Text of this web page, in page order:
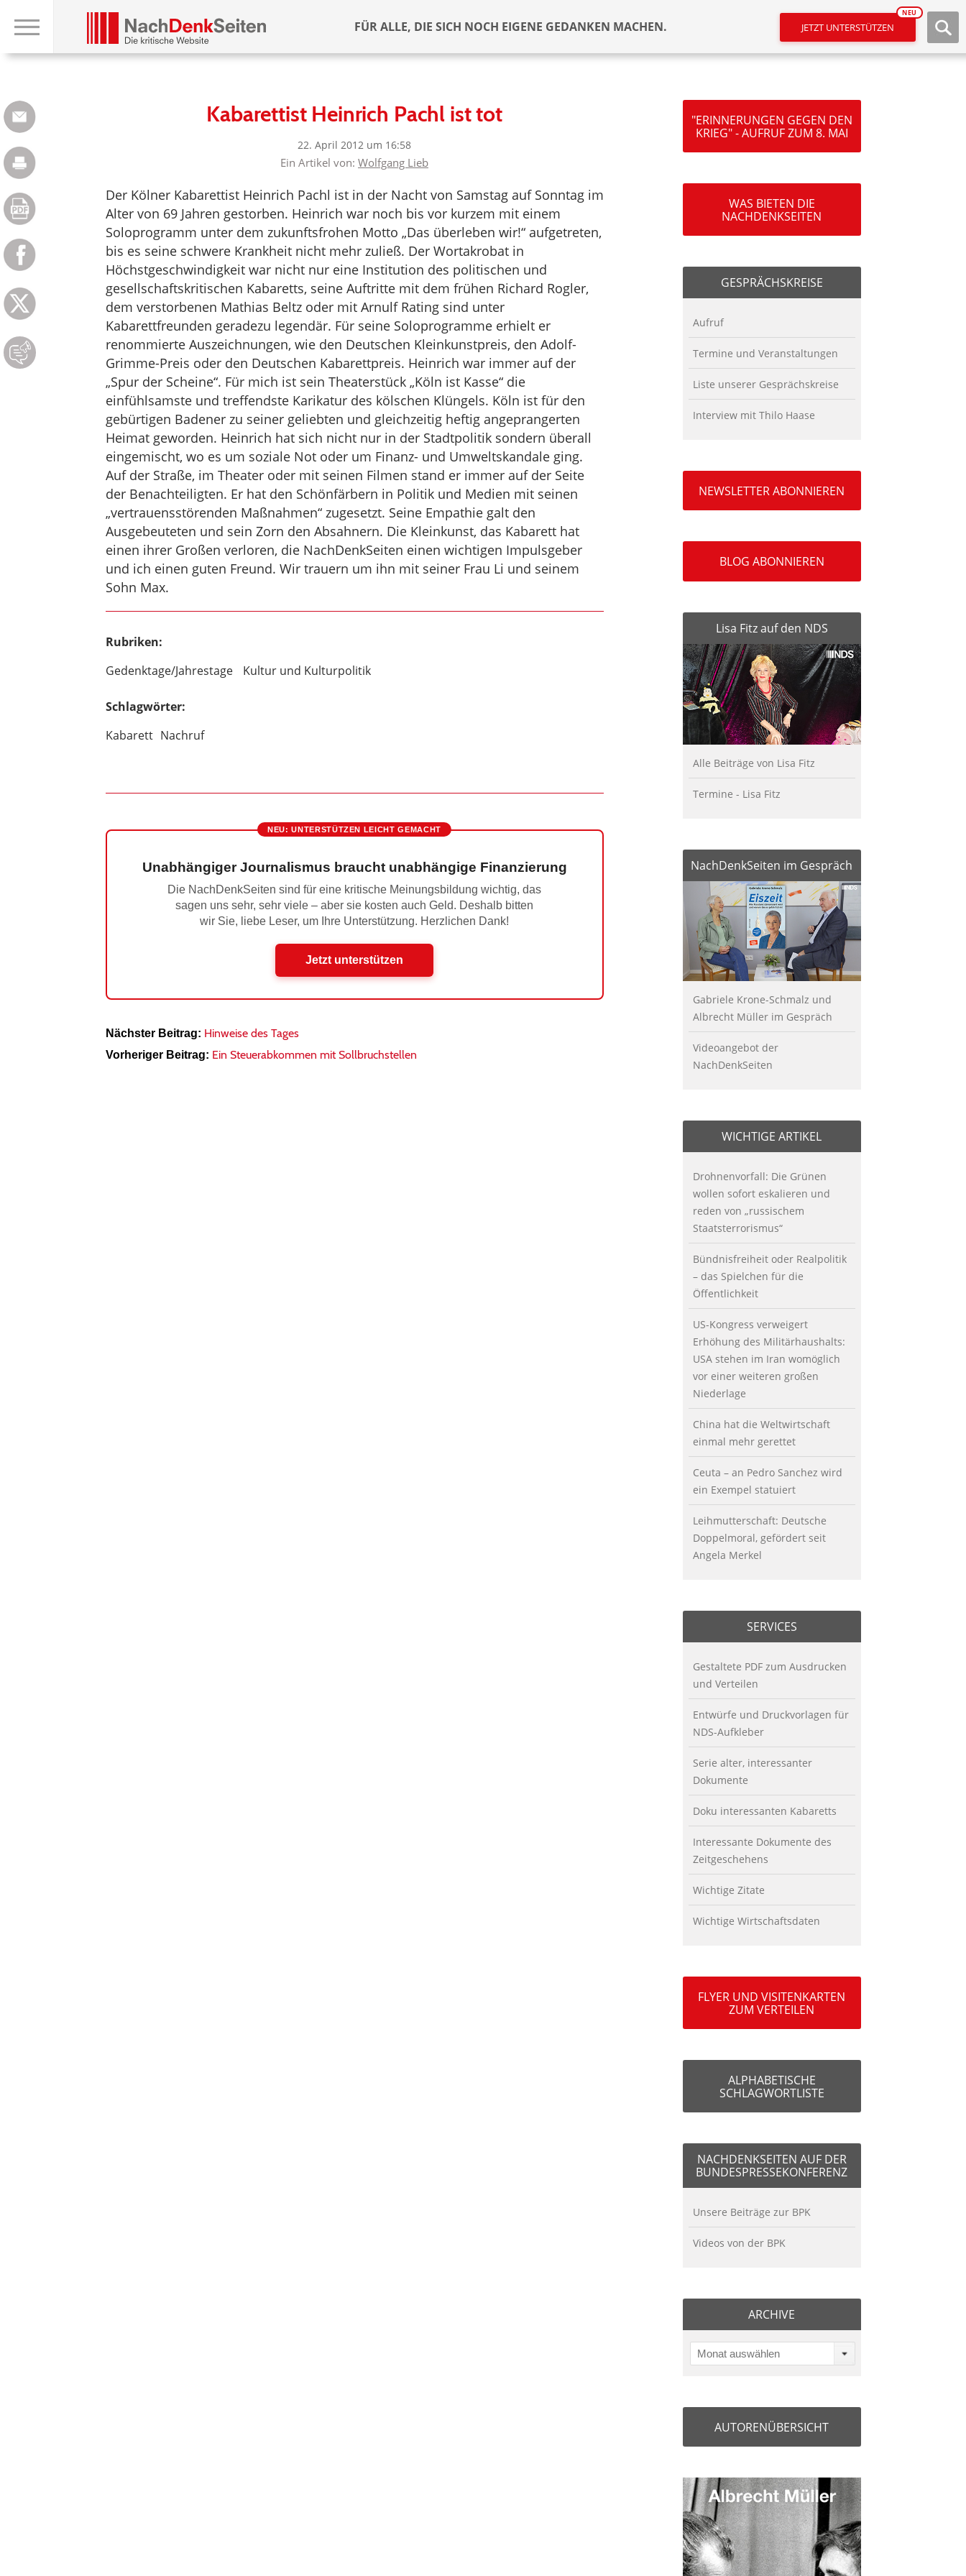
FÜR ALLE, DIE SICH NOCH EIGENE GEDANKEN MACHEN. JETZT UNTERSTÜTZEN
NEU
Kabarettist Heinrich Pachl ist tot
22. April 2012 um 16:58
Ein Artikel von: Wolfgang Lieb
Der Kölner Kabarettist Heinrich Pachl ist in der Nacht von Samstag auf Sonntag im
Alter von 69 Jahren gestorben. Heinrich war noch bis vor kurzem mit einem
Soloprogramm unter dem zukunftsfrohen Motto „Das überleben wir!“ aufgetreten,
bis es seine schwere Krankheit nicht mehr zuließ. Der Wortakrobat in
Höchstgeschwindigkeit war nicht nur eine Institution des politischen und
gesellschaftskritischen Kabaretts, seine Auftritte mit dem frühen Richard Rogler,
dem verstorbenen Mathias Beltz oder mit Arnulf Rating sind unter
Kabarettfreunden geradezu legendär. Für seine Soloprogramme erhielt er
renommierte Auszeichnungen, wie den Deutschen Kleinkunstpreis, den Adolf-
Grimme-Preis oder den Deutschen Kabarettpreis. Heinrich war immer auf der
„Spur der Scheine“. Für mich ist sein Theaterstück „Köln ist Kasse“ die
einfühlsamste und treffendste Karikatur des kölschen Klüngels. Köln ist für den
gebürtigen Badener zu seiner geliebten und gleichzeitig heftig angeprangerten
Heimat geworden. Heinrich hat sich nicht nur in der Stadtpolitik sondern überall
eingemischt, wo es um soziale Not oder um Finanz- und Umweltskandale ging.
Auf der Straße, im Theater oder mit seinen Filmen stand er immer auf der Seite
der Benachteiligten. Er hat den Schönfärbern in Politik und Medien mit seinen
„vertrauensstörenden Maßnahmen“ zugesetzt. Seine Empathie galt den
Ausgebeuteten und sein Zorn den Absahnern. Die Kleinkunst, das Kabarett hat
einen ihrer Großen verloren, die NachDenkSeiten einen wichtigen Impulsgeber
und ich einen guten Freund. Wir trauern um ihn mit seiner Frau Li und seinem
Sohn Max.
Rubriken:
Gedenktage/Jahrestage
Kultur und Kulturpolitik
Schlagwörter:
Kabarett Nachruf
NEU: UNTERSTÜTZEN LEICHT GEMACHT
Unabhängiger Journalismus braucht unabhängige Finanzierung
Die NachDenkSeiten sind für eine kritische Meinungsbildung wichtig, das
sagen uns sehr, sehr viele – aber sie kosten auch Geld. Deshalb bitten
wir Sie, liebe Leser, um Ihre Unterstützung. Herzlichen Dank!
Jetzt unterstützen
Nächster Beitrag: Hinweise des Tages
Vorheriger Beitrag: Ein Steuerabkommen mit Sollbruchstellen
"ERINNERUNGEN GEGEN DEN
KRIEG" - AUFRUF ZUM 8. MAI
WAS BIETEN DIE
NACHDENKSEITEN
GESPRÄCHSKREISE
Aufruf
Termine und Veranstaltungen
Liste unserer Gesprächskreise
Interview mit Thilo Haase
NEWSLETTER ABONNIEREN
BLOG ABONNIEREN
Lisa Fitz auf den NDS
Alle Beiträge von Lisa Fitz
Termine - Lisa Fitz
NachDenkSeiten im Gespräch
Gabriele Krone-Schmalz und
Albrecht Müller im Gespräch
Videoangebot der
NachDenkSeiten
WICHTIGE ARTIKEL
Drohnenvorfall: Die Grünen
wollen sofort eskalieren und
reden von „russischem
Staatsterrorismus“
Bündnisfreiheit oder Realpolitik
– das Spielchen für die
Öffentlichkeit
US-Kongress verweigert
Erhöhung des Militärhaushalts:
USA stehen im Iran womöglich
vor einer weiteren großen
Niederlage
China hat die Weltwirtschaft
einmal mehr gerettet
Ceuta – an Pedro Sanchez wird
ein Exempel statuiert
Leihmutterschaft: Deutsche
Doppelmoral, gefördert seit
Angela Merkel
SERVICES
Gestaltete PDF zum Ausdrucken
und Verteilen
Entwürfe und Druckvorlagen für
NDS-Aufkleber
Serie alter, interessanter
Dokumente
Doku interessanten Kabaretts
Interessante Dokumente des
Zeitgeschehens
Wichtige Zitate
Wichtige Wirtschaftsdaten
FLYER UND VISITENKARTEN
ZUM VERTEILEN
ALPHABETISCHE
SCHLAGWORTLISTE
NACHDENKSEITEN AUF DER
BUNDESPRESSEKONFERENZ
Unsere Beiträge zur BPK
Videos von der BPK
ARCHIVE
Monat auswählen
AUTORENÜBERSICHT